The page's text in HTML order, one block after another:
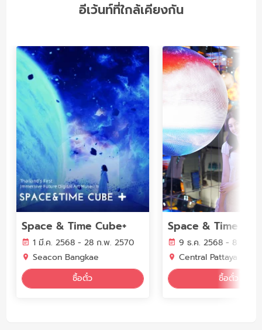
อีเว้นท์ที่ใกล้เคียงกัน
Space & Time Cube+
1 มี.ค. 2568 - 28 ก.พ. 2570
Seacon Bangkae
ซื้อตั๋ว
9 ธ.ค. 2568 - 8 ธ.ค.
Central Pattaya
ซื้อตั๋ว